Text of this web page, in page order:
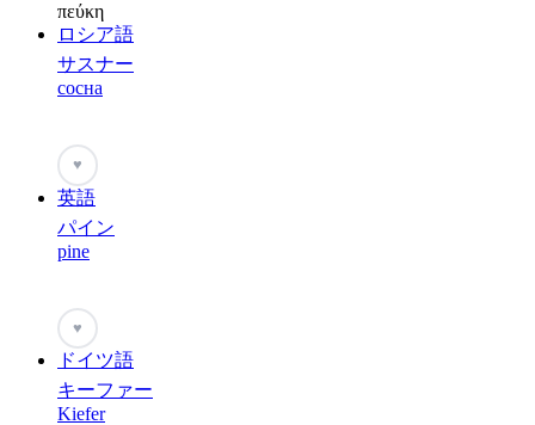
πεύκη
ロシア語
サスナー
сосна
♥
英語
パイン
pine
♥
ドイツ語
キーファー
Kiefer